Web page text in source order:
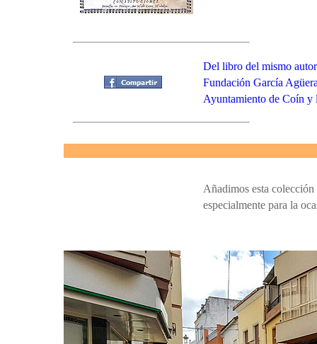
Del libro del mismo
Fundación García
Ayuntamiento de Coín y
Añadimos esta
especialmente para la